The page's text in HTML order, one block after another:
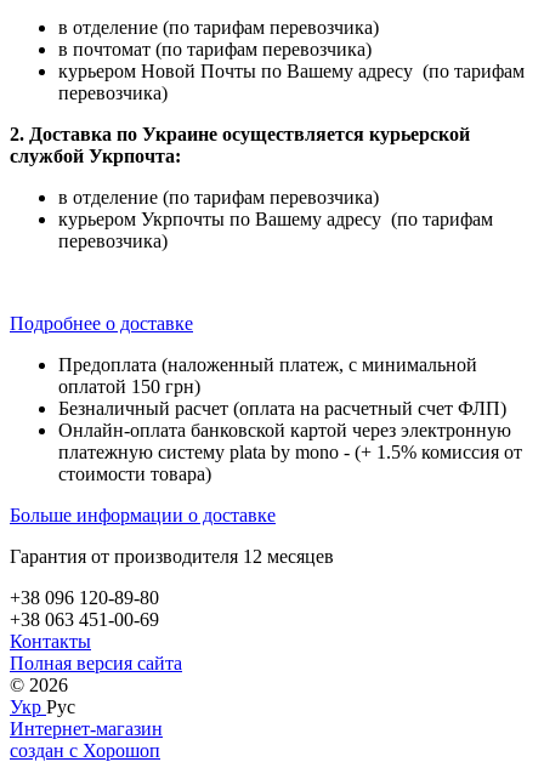
в отделение (по тарифам перевозчика)
в почтомат (по тарифам перевозчика)
курьером Новой Почты по Вашему адресу (по тарифам
перевозчика)
2. Доставка по Украине осуществляется курьерской
службой Укрпочта:
в отделение (по тарифам перевозчика)
курьером Укрпочты по Вашему адресу (по тарифам
перевозчика)
Подробнее о доставке
Предоплата (наложенный платеж, с минимальной
оплатой 150 грн)
Безналичный расчет (оплата на расчетный счет ФЛП)
Онлайн-оплата банковской картой через электронную
платежную систему plata by mono - (+ 1.5% комиссия от
стоимости товара)
Больше информации о доставке
Гарантия от производителя 12 месяцев
+38 096 120-89-80
+38 063 451-00-69
Контакты
Полная версия сайта
© 2026
Укр Рус
Интернет-магазин
создан с Хорошоп